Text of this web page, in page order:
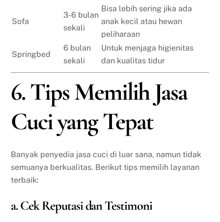
Sofa
3-6 bulan
sekali
Bisa lebih sering jika ada
anak kecil atau hewan
peliharaan
Springbed
6 bulan
sekali
Untuk menjaga higienitas
dan kualitas tidur
6. Tips Memilih Jasa
Cuci yang Tepat
Banyak penyedia jasa cuci di luar sana, namun tidak
semuanya berkualitas. Berikut tips memilih layanan
terbaik:
a. Cek Reputasi dan Testimoni